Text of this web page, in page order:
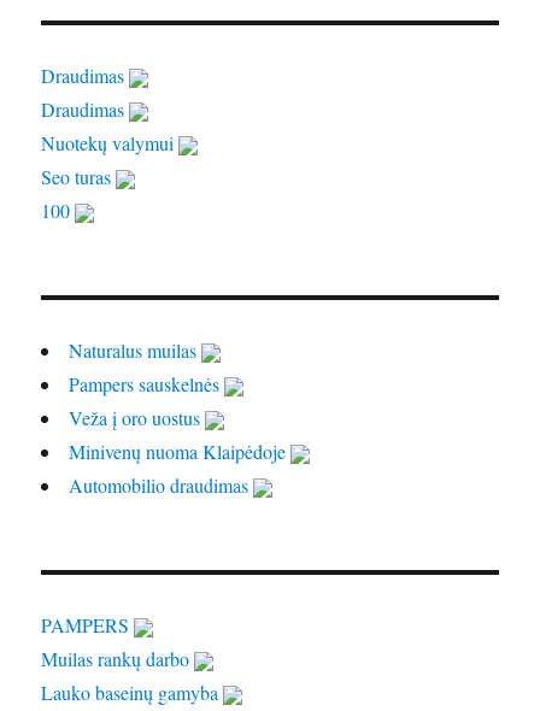
Draudimas
Draudimas
Nuotekų valymui
Seo turas
100
Naturalus muilas
Pampers sauskelnės
Veža į oro uostus
Minivenų nuoma Klaipėdoje
Automobilio draudimas
PAMPERS
Muilas rankų darbo
Lauko baseinų gamyba